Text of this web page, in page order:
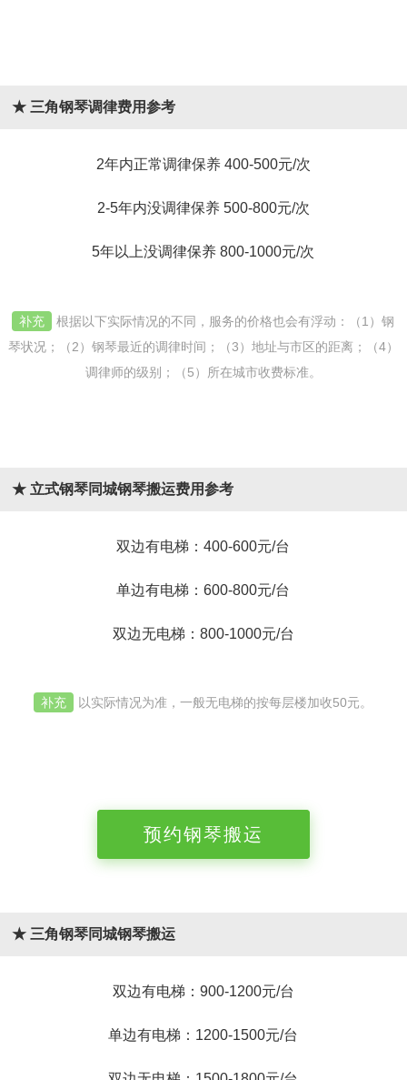
★ 三角钢琴调律费用参考
2年内正常调律保养 400-500元/次
2-5年内没调律保养 500-800元/次
5年以上没调律保养 800-1000元/次
补充
根据以下实际情况的不同，服务的价格也会有浮动：（1）钢
琴状况；（2）钢琴最近的调律时间；（3）地址与市区的距离；（4）
调律师的级别；（5）所在城市收费标准。
★ 立式钢琴同城钢琴搬运费用参考
双边有电梯：400-600元/台
单边有电梯：600-800元/台
双边无电梯：800-1000元/台
补充 以实际情况为准，一般无电梯的按每层楼加收50元。
预约钢琴搬运
★ 三角钢琴同城钢琴搬运
双边有电梯：900-1200元/台
单边有电梯：1200-1500元/台